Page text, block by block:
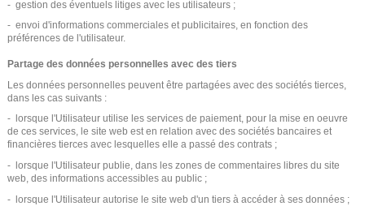
- gestion des éventuels litiges avec les utilisateurs ;
- envoi d'informations commerciales et publicitaires, en fonction des
préférences de l'utilisateur.
Partage des données personnelles avec des tiers
Les données personnelles peuvent être partagées avec des sociétés tierces,
dans les cas suivants :
- lorsque l'Utilisateur utilise les services de paiement, pour la mise en oeuvre
de ces services, le site web est en relation avec des sociétés bancaires et
financières tierces avec lesquelles elle a passé des contrats ;
- lorsque l'Utilisateur publie, dans les zones de commentaires libres du site
web, des informations accessibles au public ;
- lorsque l'Utilisateur autorise le site web d'un tiers à accéder à ses données ;